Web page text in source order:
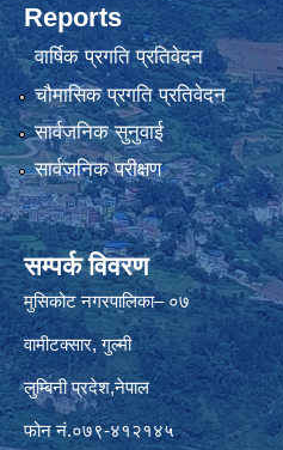
Reports
वार्षिक प्रगति प्रतिवेदन
चौमासिक प्रगति प्रतिवेदन
सार्वजनिक सुनुवाई
सार्वजनिक परीक्षण
सम्पर्क विवरण
मुसिकोट नगरपालिका– ०७
वामीटक्सार, गुल्मी
लुम्बिनी प्रदेश,नेपाल
फोन नं.०७९-४१२१४५